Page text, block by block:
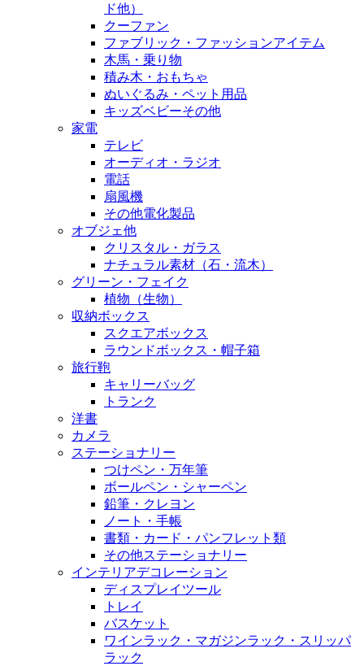
ド他）
クーファン
ファブリック・ファッションアイテム
木馬・乗り物
積み木・おもちゃ
ぬいぐるみ・ペット用品
キッズベビーその他
家電
テレビ
オーディオ・ラジオ
電話
扇風機
その他電化製品
オブジェ他
クリスタル・ガラス
ナチュラル素材（石・流木）
グリーン・フェイク
植物（生物）
収納ボックス
スクエアボックス
ラウンドボックス・帽子箱
旅行鞄
キャリーバッグ
トランク
洋書
カメラ
ステーショナリー
つけペン・万年筆
ボールペン・シャーペン
鉛筆・クレヨン
ノート・手帳
書類・カード・パンフレット類
その他ステーショナリー
インテリアデコレーション
ディスプレイツール
トレイ
バスケット
ワインラック・マガジンラック・スリッパ
ラック